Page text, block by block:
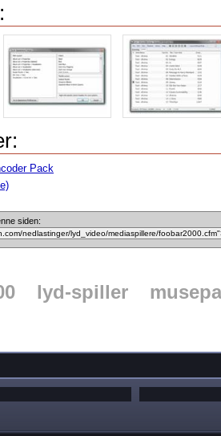
Pack
siden:
lyd-spiller